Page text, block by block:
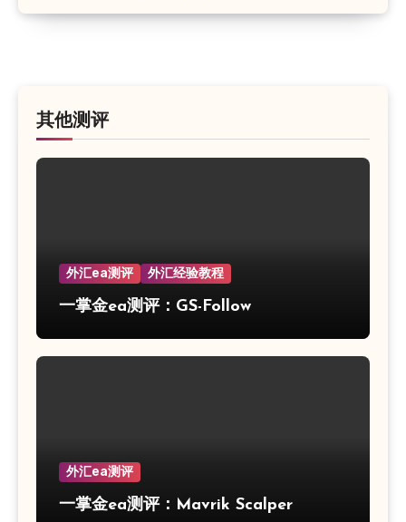
其他测评
外汇ea测评 外汇经验教程
一掌金ea测评：GS-Follow
外汇ea测评
一掌金ea测评：Mavrik Scalper